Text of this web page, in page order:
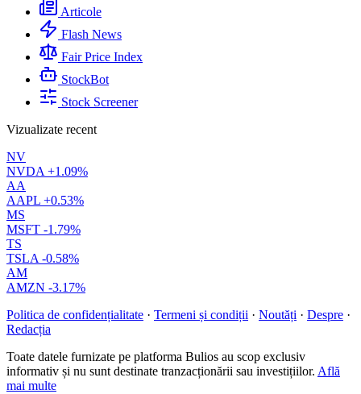
Articole
Flash News
Fair Price Index
StockBot
Stock Screener
Vizualizate recent
NV
NVDA +1.09%
AA
AAPL +0.53%
MS
MSFT -1.79%
TS
TSLA -0.58%
AM
AMZN -3.17%
Politica de confidențialitate · Termeni și condiții · Noutăți · Despre ·
Redacția
Toate datele furnizate pe platforma Bulios au scop exclusiv
informativ și nu sunt destinate tranzacționării sau investițiilor. Află
mai multe